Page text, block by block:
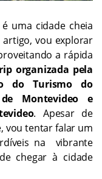
uma cidade cheia
vou explorar
a rápida
organizada pela
do Turismo do
Montevideo e
. Apesar de
vou tentar falar um
na vibrante
chegar à cidade